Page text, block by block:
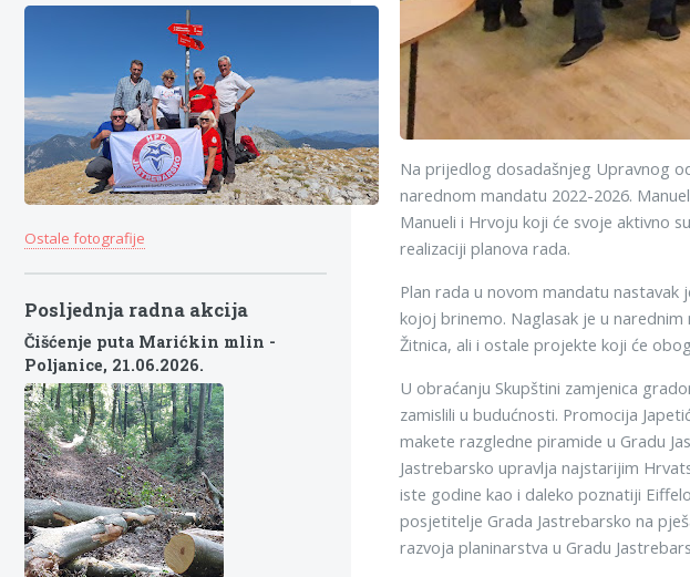
Na prijedlog dosadašnjeg Upravnog
narednom mandatu 2022-2026.
Manueli i Hrvoju koji će svoje aktivno
realizaciji planova rada.
Plan rada u novom mandatu
kojoj brinemo. Naglasak je u
Žitnica, ali i ostale projekte koji će
U obraćanju Skupštini zamjenica
zamislili u budućnosti. Promocija
makete razgledne piramide u Gradu
Jastrebarsko upravlja najstarijim
iste godine kao i daleko poznatiji
posjetitelje Grada Jastrebarsko na
razvoja planinarstva u Gradu
Ostale fotografije
Posljednja radna akcija
Čišćenje puta Marićkin mlin -
Poljanice, 21.06.2026.